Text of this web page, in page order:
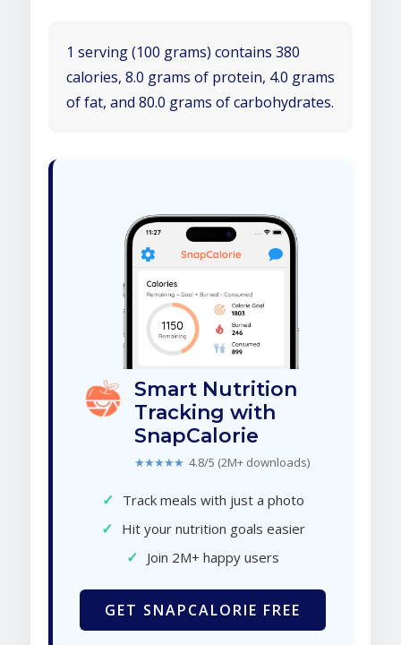
1 serving (100 grams) contains 380
calories, 8.0 grams of protein, 4.0 grams
of fat, and 80.0 grams of carbohydrates.
Smart Nutrition
Tracking with
SnapCalorie
★★★★★ 4.8/5 (2M+ downloads)
✓ Track meals with just a photo
✓ Hit your nutrition goals easier
✓ Join 2M+ happy users
GET SNAPCALORIE FREE